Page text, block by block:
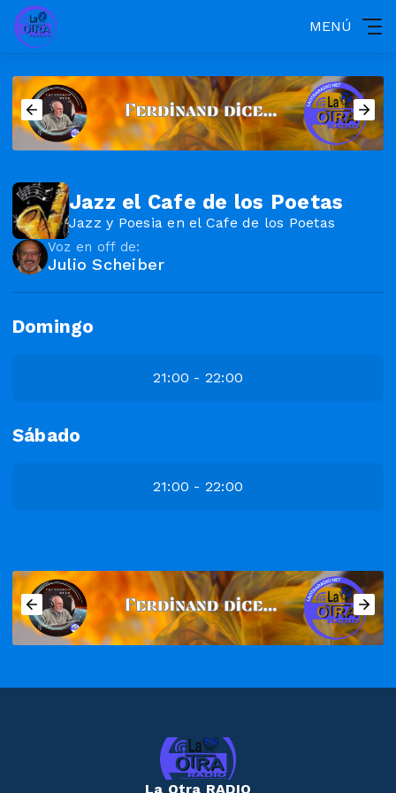
MENÚ
Jazz el Cafe de los Poetas
Jazz y Poesia en el Cafe de los Poetas
Voz en off de:
Julio Scheiber
Domingo
21:00 - 22:00
Sábado
21:00 - 22:00
La Otra RADIO